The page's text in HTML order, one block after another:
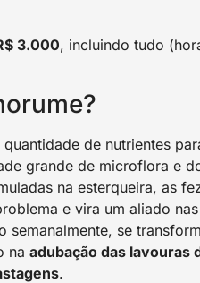
3.000, incluindo tudo
de nutrientes
grande de microflora e
na esterqueira, as
e vira um aliado
se
na adubação das lavouras
.